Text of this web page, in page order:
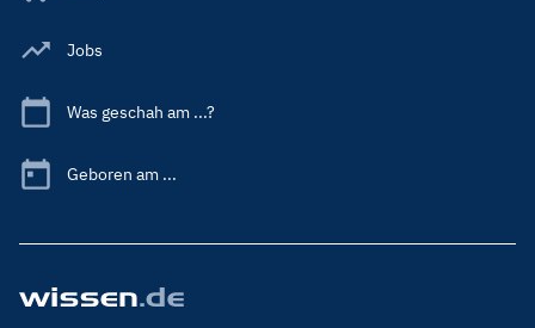
Jobs
Was geschah am ...?
Geboren am ...